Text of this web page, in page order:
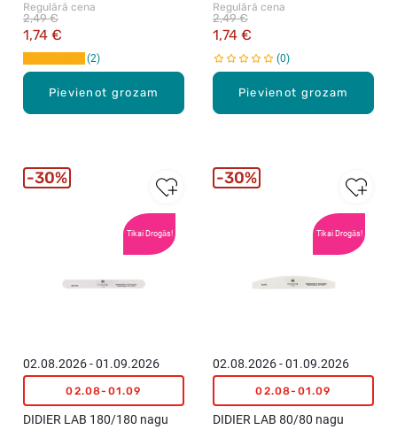
Pievienot grozam
Regulārā cena
1,74 €
2,49 €
2
Pievienot grozam
Regulārā cena
1,74 €
2,49 €
0
Tikai Drogās!
02.08.2026 - 01.09.2026
02.08-01.09
DIDIER LAB 180/180 nagu
30%
Tikai Drogās!
02.08.2026 - 01.09.2026
02.08-01.09
DIDIER LAB 80/80 nagu
30%